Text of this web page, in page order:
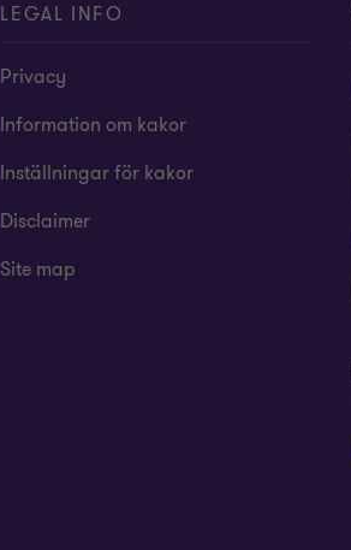
LEGAL INFO
Privacy
Information om kakor
Inställningar för kakor
Disclaimer
Site map